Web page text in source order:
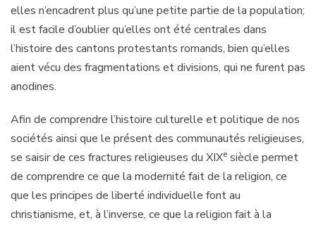
elles n’encadrent plus qu’une petite partie de la population;
il est facile d’oublier qu’elles ont été centrales dans
l’histoire des cantons protestants romands, bien qu’elles
aient vécu des fragmentations et divisions, qui ne furent pas
anodines.
Afin de comprendre l’histoire culturelle et politique de nos
sociétés ainsi que le présent des communautés religieuses,
se saisir de ces fractures religieuses du XIXe siècle permet
de comprendre ce que la modernité fait de la religion, ce
que les principes de liberté individuelle font au
christianisme, et, à l’inverse, ce que la religion fait à la